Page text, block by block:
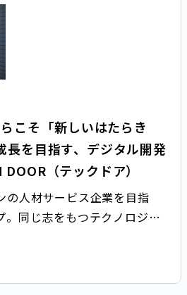
こそ――「新しいはたらき
長を目指す、デジタル開発
（テックドア）
の人材サービス企業を目指
。同じ志をもつテクノロジー